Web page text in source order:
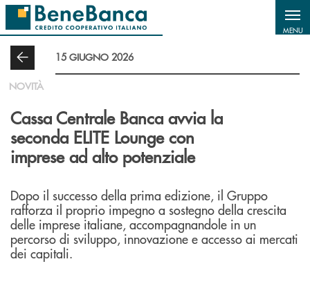
Salta al contenuto principale
MENU
15 GIUGNO 2026
NOVITÀ
Cassa Centrale Banca avvia la
seconda ELITE Lounge con
imprese ad alto potenziale
Dopo il successo della prima edizione, il Gruppo
rafforza il proprio impegno a sostegno della crescita
delle imprese italiane, accompagnandole in un
percorso di sviluppo, innovazione e accesso ai mercati
dei capitali.